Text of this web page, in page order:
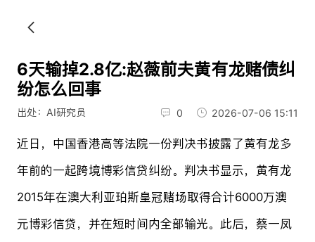
6天输掉2.8亿:赵薇前夫黄有龙赌债纠
纷怎么回事
出处：AI研究员 0 2026-07-06 15:11
近日，中国香港高等法院一份判决书披露了黄有龙多
年前的一起跨境博彩信贷纠纷。判决书显示，黄有龙
2015年在澳大利亚珀斯皇冠赌场取得合计6000万澳
元博彩信贷，并在短时间内全部输光。此后，蔡一凤